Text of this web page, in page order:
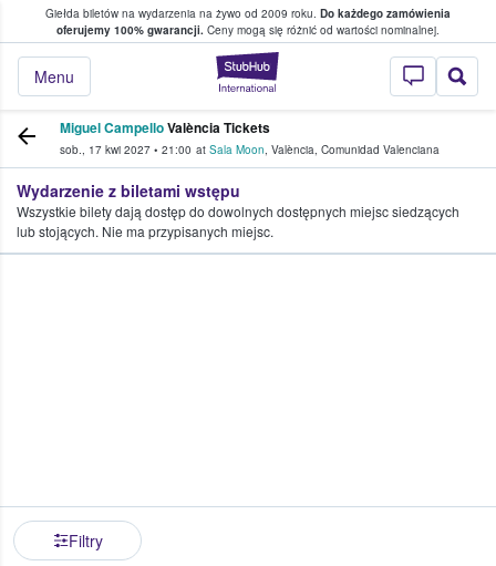
Giełda biletów na wydarzenia na żywo od 2009 roku. Do każdego zamówienia
oferujemy 100% gwarancji. Ceny mogą się różnić od wartości nominalnej.
StubHub —
Menu
w którym fani i kibice kupują i
Miguel CampelloValència Tickets
sob., 17 kwi 2027 • 21:00 at Sala Moon, València, Comunidad Valenciana
Wydarzenie z biletami wstępu
Wszystkie bilety dają dostęp do dowolnych dostępnych miejsc siedzących
lub stojących. Nie ma przypisanych miejsc.
Filtry